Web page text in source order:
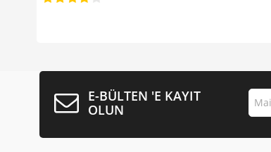
E-BÜLTEN 'E KAYIT
OLUN